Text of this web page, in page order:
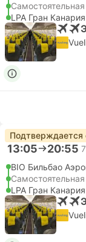
LPA Гран
Подтверждается
13:05 20:55
BIO Бильбао
LPA Гран